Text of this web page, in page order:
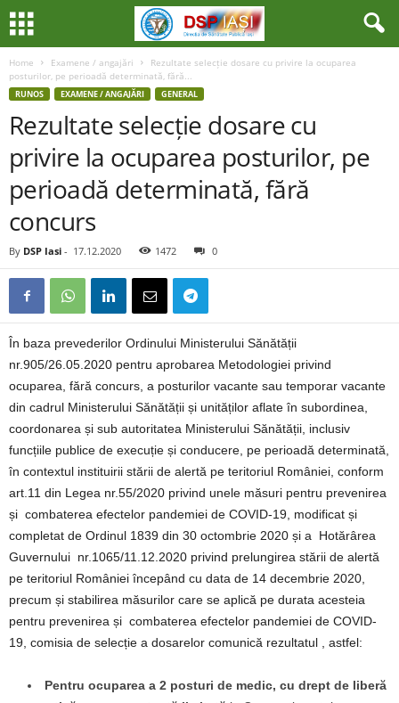
Home Examene / angajări
Rezultate selecție dosare cu privire la ocuparea
posturilor, pe perioadă determinată, fără...
RUNOS EXAMENE / ANGAJĂRI GENERAL
Rezultate selecție dosare cu
privire la ocuparea posturilor, pe
perioadă determinată, fără
concurs
By DSP Iasi - 17.12.2020 1472 0
În baza prevederilor Ordinului Ministerului Sănătății
nr.905/26.05.2020 pentru aprobarea Metodologiei privind
ocuparea, fără concurs, a posturilor vacante sau temporar vacante
din cadrul Ministerului Sănătății și unităților aflate în subordinea,
coordonarea și sub autoritatea Ministerului Sănătății, inclusiv
funcțiile publice de execuție și conducere, pe perioadă determinată,
în contextul instituirii stării de alertă pe teritoriul României, conform
art.11 din Legea nr.55/2020 privind unele măsuri pentru prevenirea
și combaterea efectelor pandemiei de COVID-19, modificat și
completat de Ordinul 1839 din 30 octombrie 2020 și a Hotărârea
Guvernului nr.1065/11.12.2020 privind prelungirea stării de alertă
pe teritoriul României începând cu data de 14 decembrie 2020,
precum și stabilirea măsurilor care se aplică pe durata acesteia
pentru prevenirea și combaterea efectelor pandemiei de COVID-
19, comisia de selecție a dosarelor comunică rezultatul , astfel:
Pentru ocuparea a 2 posturi de medic, cu drept de liberă